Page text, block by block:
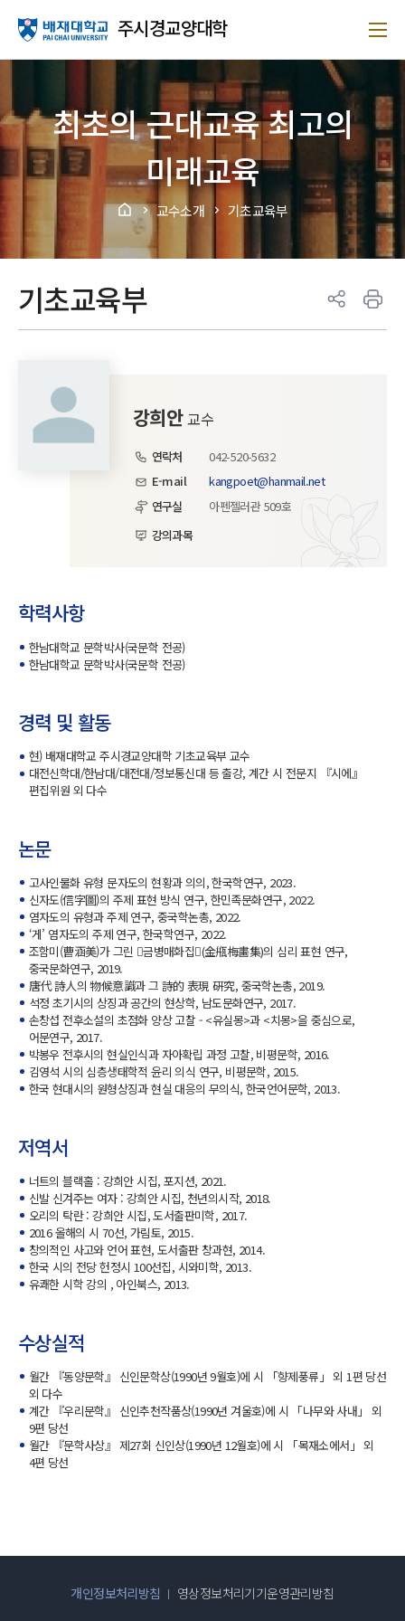
주시경교양대학
최초의 근대교육 최고의
미래교육
>
교수소개 기초교육부
기초교육부
강희안 교수
연락처
042-520-5632
E-mail
kangpoet@hanmail.net
연구실
아펜젤러관 509호
강의과목
학력사항
한남대학교 문학박사(국문학 전공)
한남대학교 문학박사(국문학 전공)
경력 및 활동
현) 배재대학교 주시경교양대학 기초교육부 교수
대전신학대/한남대/대전대/정보통신대 등 출강, 계간 시 전문지 『시에』
편집위원 외 다수
논문
고사인물화 유형 문자도의 현황과 의의, 한국학연구, 2023.
신자도(信字圖)의 주제 표현 방식 연구, 한민족문화연구, 2022.
염자도의 유형과 주제 연구, 중국학논총, 2022.
‘게’ 염자도의 주제 연구, 한국학연구, 2022.
조함미(曹涵美)가 그린 󰡔금병매화집󰡕(金甁梅畵集)의 심리 표현 연구,
중국문화연구, 2019.
唐代 詩人의 物候意識과 그 詩的 表現 硏究, 중국학논총, 2019.
석정 초기시의 상징과 공간의 현상학, 남도문화연구, 2017.
손창섭 전후소설의 초점화 양상 고찰 - <유실몽>과 <치몽>을 중심으로,
어문연구, 2017.
박봉우 전후시의 현실인식과 자아확립 과정 고찰, 비평문학, 2016.
김영석 시의 심층생태학적 윤리 의식 연구, 비평문학, 2015.
한국 현대시의 원형상징과 현실 대응의 무의식, 한국언어문학, 2013.
저역서
너트의 블랙홀 : 강희안 시집, 포지션, 2021.
신발 신겨주는 여자 : 강희안 시집, 천년의시작, 2018.
오리의 탁란 : 강희안 시집, 도서출판미학, 2017.
2016 올해의 시 70선, 가림토, 2015.
창의적인 사고와 언어 표현, 도서출판 창과현, 2014.
한국 시의 전당 헌정시 100선집, 시와미학, 2013.
유쾌한 시학 강의 , 아인북스, 2013.
수상실적
월간 『동양문학』 신인문학상(1990년 9월호)에 시 「향제풍류」 외 1편 당선
외 다수
계간 『우리문학』 신인추천작품상(1990년 겨울호)에 시 「나무와 사내」 외
9편 당선
월간 『문학사상』 제27회 신인상(1990년 12월호)에 시 「목재소에서」 외
4편 당선
개인정보처리방침 영상정보처리기기운영관리방침